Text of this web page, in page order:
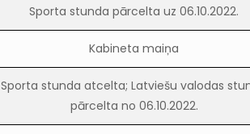
Sporta stunda pārcelta uz 06.10.2022.
Kabineta maiņa
Sporta stunda atcelta; Latviešu valodas
pārcelta no 06.10.2022.